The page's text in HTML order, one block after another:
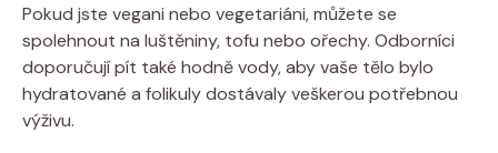
Pokud jste vegani nebo vegetariáni, můžete se
spolehnout na luštěniny, tofu nebo ořechy. Odborníci
doporučují pít také hodně vody, aby vaše tělo bylo
hydratované a folikuly dostávaly veškerou potřebnou
výživu.